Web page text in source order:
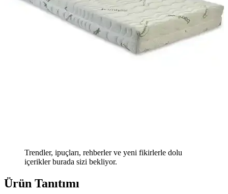
Trendler, ipuçları, rehberler ve yeni fikirlerle dolu
içerikler burada sizi bekliyor.
Ürün Tanıtımı